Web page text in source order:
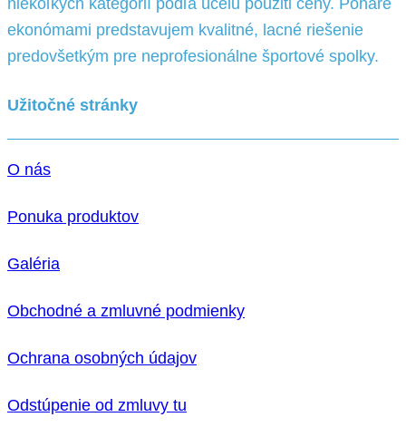
ekonómami predstavujem kvalitné, lacné riešenie
predovšetkým pre neprofesionálne športové spolky.
Užitočné stránky
O nás
Ponuka produktov
Galéria
Obchodné a zmluvné podmienky
Ochrana osobných údajov
Odstúpenie od zmluvy tu